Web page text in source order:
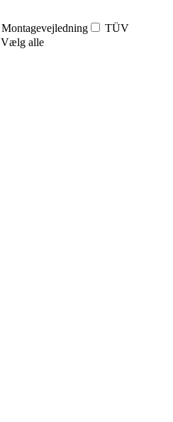
Montagevejledning
TÜV
Vælg alle